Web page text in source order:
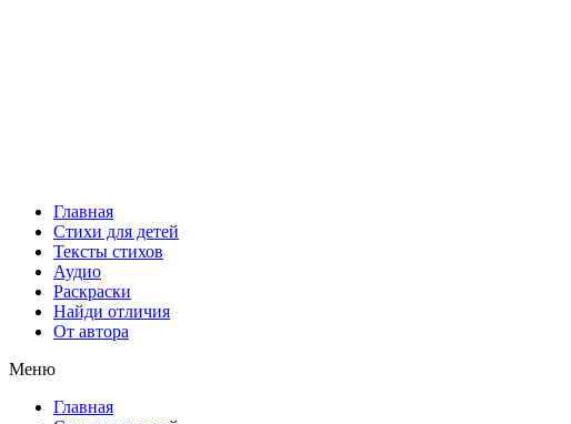
Главная
Стихи для детей
Тексты стихов
Аудио
Раскраски
Найди отличия
От автора
Меню
Главная